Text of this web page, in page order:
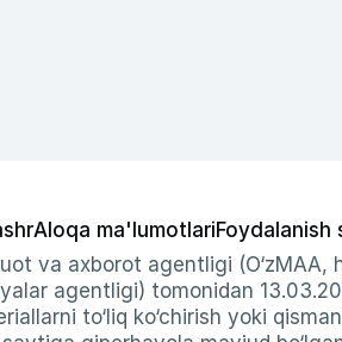
Aloqa ma'lumotlariFoydalanish
va axborot agentligi
agentligi) tomonidan
to‘liq ko‘chirish yoki